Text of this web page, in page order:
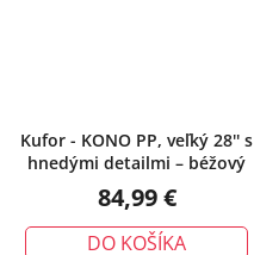
Kufor - KONO PP, veľký 28'' s
hnedými detailmi – béžový
84,99 €
DO KOŠÍKA